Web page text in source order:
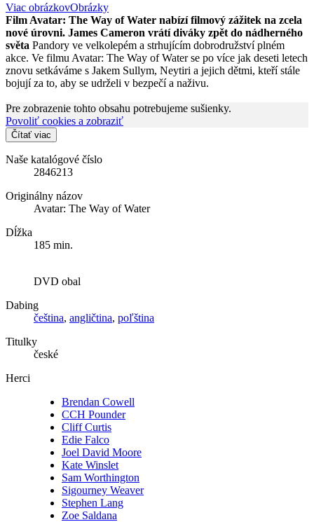
Viac obrázkovObrázky
Film Avatar: The Way of Water nabízí filmový zážitek na zcela
nové úrovni. James Cameron vrátí diváky zpět do nádherného
světa Pandory ve velkolepém a strhujícím dobrodružství plném
akce. Ve filmu Avatar: The Way of Water se po více jak deseti letech
znovu setkáváme s Jakem Sullym, Neytiri a jejich dětmi, kteří stále
bojují za to, aby se udrželi v bezpečí a naživu.
Pre zobrazenie tohto obsahu potrebujeme sušienky.
Povoliť cookies a zobraziť
Čítať viac
Naše katalógové číslo
2846213
Originálny názov
Avatar: The Way of Water
Dĺžka
185 min.
DVD obal
Dabing
čeština, angličtina, poľština
Titulky
české
Herci
Brendan Cowell
CCH Pounder
Cliff Curtis
Edie Falco
Joel David Moore
Kate Winslet
Sam Worthington
Sigourney Weaver
Stephen Lang
Zoe Saldana